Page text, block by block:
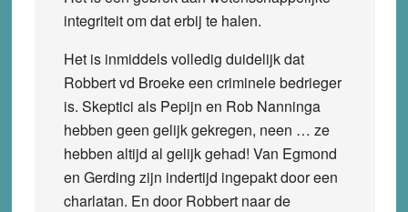
integriteit om dat erbij te halen.
Het is inmiddels volledig duidelijk dat
Robbert vd Broeke een criminele bedrieger
is. Skeptici als Pepijn en Rob Nanninga
hebben geen gelijk gekregen, neen … ze
hebben altijd al gelijk gehad! Van Egmond
en Gerding zijn indertijd ingepakt door een
charlatan. En door Robbert naar de